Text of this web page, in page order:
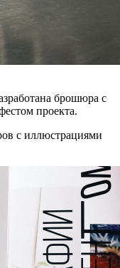
брошюра с
проекта.
с иллюстрациями